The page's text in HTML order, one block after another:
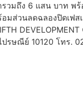
วมถึง 6 แสน บาท
มส่วนลดฉลองปิดเ
ปรษณีย์ 10120 โทร.